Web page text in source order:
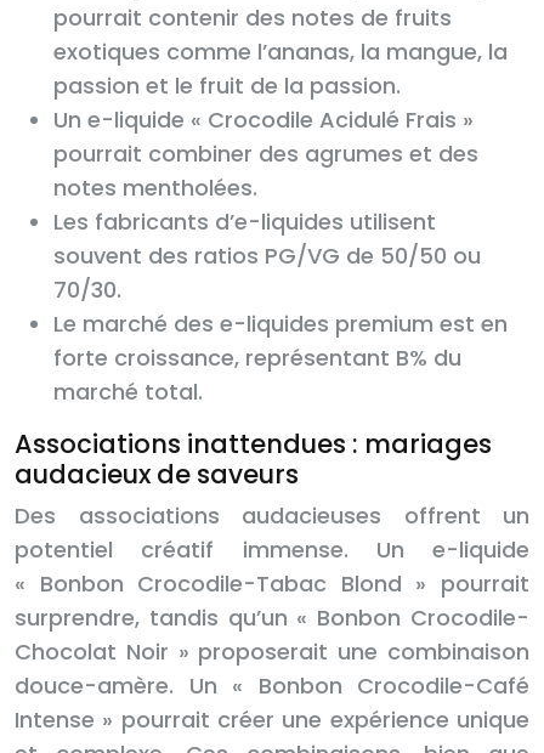
pourrait contenir des notes de fruits
exotiques comme l’ananas, la mangue, la
passion et le fruit de la passion.
Un e-liquide « Crocodile Acidulé Frais »
pourrait combiner des agrumes et des
notes mentholées.
Les fabricants d’e-liquides utilisent
souvent des ratios PG/VG de 50/50 ou
70/30.
Le marché des e-liquides premium est en
forte croissance, représentant B% du
marché total.
Associations inattendues : mariages
audacieux de saveurs
Des associations audacieuses offrent un
potentiel créatif immense. Un e-liquide
« Bonbon Crocodile-Tabac Blond » pourrait
surprendre, tandis qu’un « Bonbon Crocodile-
Chocolat Noir » proposerait une combinaison
douce-amère. Un « Bonbon Crocodile-Café
Intense » pourrait créer une expérience unique